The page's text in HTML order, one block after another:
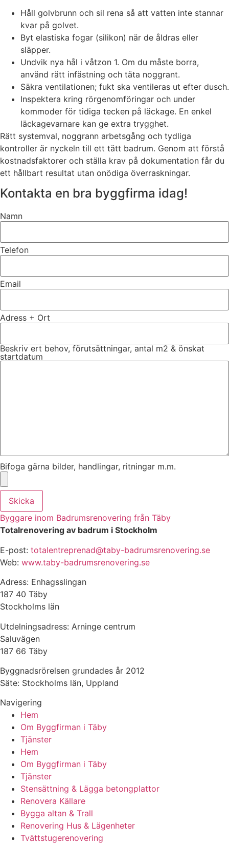
Håll golvbrunn och sil rena så att vatten inte stannar
kvar på golvet.
Byt elastiska fogar (silikon) när de åldras eller
släpper.
Undvik nya hål i våtzon 1. Om du måste borra,
använd rätt infästning och täta noggrant.
Säkra ventilationen; fukt ska ventileras ut efter dusch.
Inspektera kring rörgenomföringar och under
kommoder för tidiga tecken på läckage. En enkel
läckagevarnare kan ge extra trygghet.
Rätt systemval, noggrann arbetsgång och tydliga
kontroller är nyckeln till ett tätt badrum. Genom att förstå
kostnadsfaktorer och ställa krav på dokumentation får du
ett hållbart resultat utan onödiga överraskningar.
Kontakta en bra byggfirma idag!
Namn
Telefon
Email
Adress + Ort
Beskriv ert behov, förutsättningar, antal m2 & önskat
startdatum
Bifoga gärna bilder, handlingar, ritningar m.m.
Skicka
Byggare inom Badrumsrenovering från Täby
Totalrenovering av badrum i Stockholm
E-post: totalentreprenad@taby-badrumsrenovering.se
Web: www.taby-badrumsrenovering.se
Adress: Enhagsslingan
187 40 Täby
Stockholms län
Utdelningsadress: Arninge centrum
Saluvägen
187 66 Täby
Byggnadsrörelsen grundades år 2012
Säte: Stockholms län, Uppland
Navigering
Hem
Om Byggfirman i Täby
Tjänster
Hem
Om Byggfirman i Täby
Tjänster
Stensättning & Lägga betongplattor
Renovera Källare
Bygga altan & Trall
Renovering Hus & Lägenheter
Tvättstugerenovering